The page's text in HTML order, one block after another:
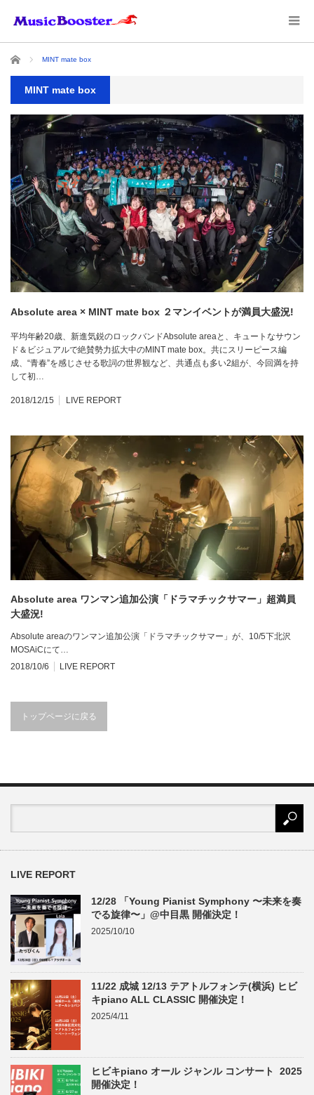
ホーム MINT mate box
MINT mate box
Absolute area × MINT mate box ２マンイベントが満員大盛況!
平均年齢20歳、新進気鋭のロックバンドAbsolute areaと、キュートなサウン
ド＆ビジュアルで絶賛勢力拡大中のMINT mate box。共にスリーピース編
成、“青春”を感じさせる歌詞の世界観など、共通点も多い2組が、今回満を持
して初…
2018/12/15 LIVE REPORT
Absolute area ワンマン追加公演「ドラマチックサマー」超満員
大盛況!
Absolute areaのワンマン追加公演「ドラマチックサマー」が、10/5下北沢
MOSAiCにて…
2018/10/6
LIVE REPORT
トップページに戻る
LIVE REPORT
12/28 「Young Pianist Symphony 〜未来を奏
でる旋律〜」@中目黒 開催決定！
2025/10/10
11/22 成城 12/13 テアトルフォンテ(横浜) ヒビ
キpiano ALL CLASSIC 開催決定！
2025/4/11
ヒビキpiano オール ジャンル コンサート 2025
開催決定！